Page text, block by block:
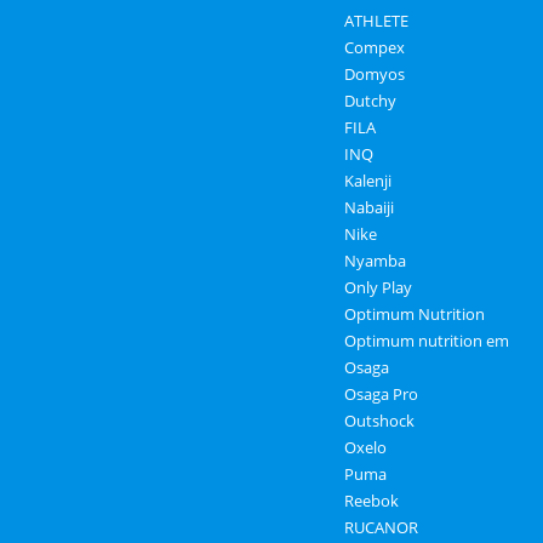
ATHLETE
Compex
Domyos
Dutchy
FILA
INQ
Kalenji
Nabaiji
Nike
Nyamba
Only Play
Optimum Nutrition
Optimum nutrition em
Osaga
Osaga Pro
Outshock
Oxelo
Puma
Reebok
RUCANOR